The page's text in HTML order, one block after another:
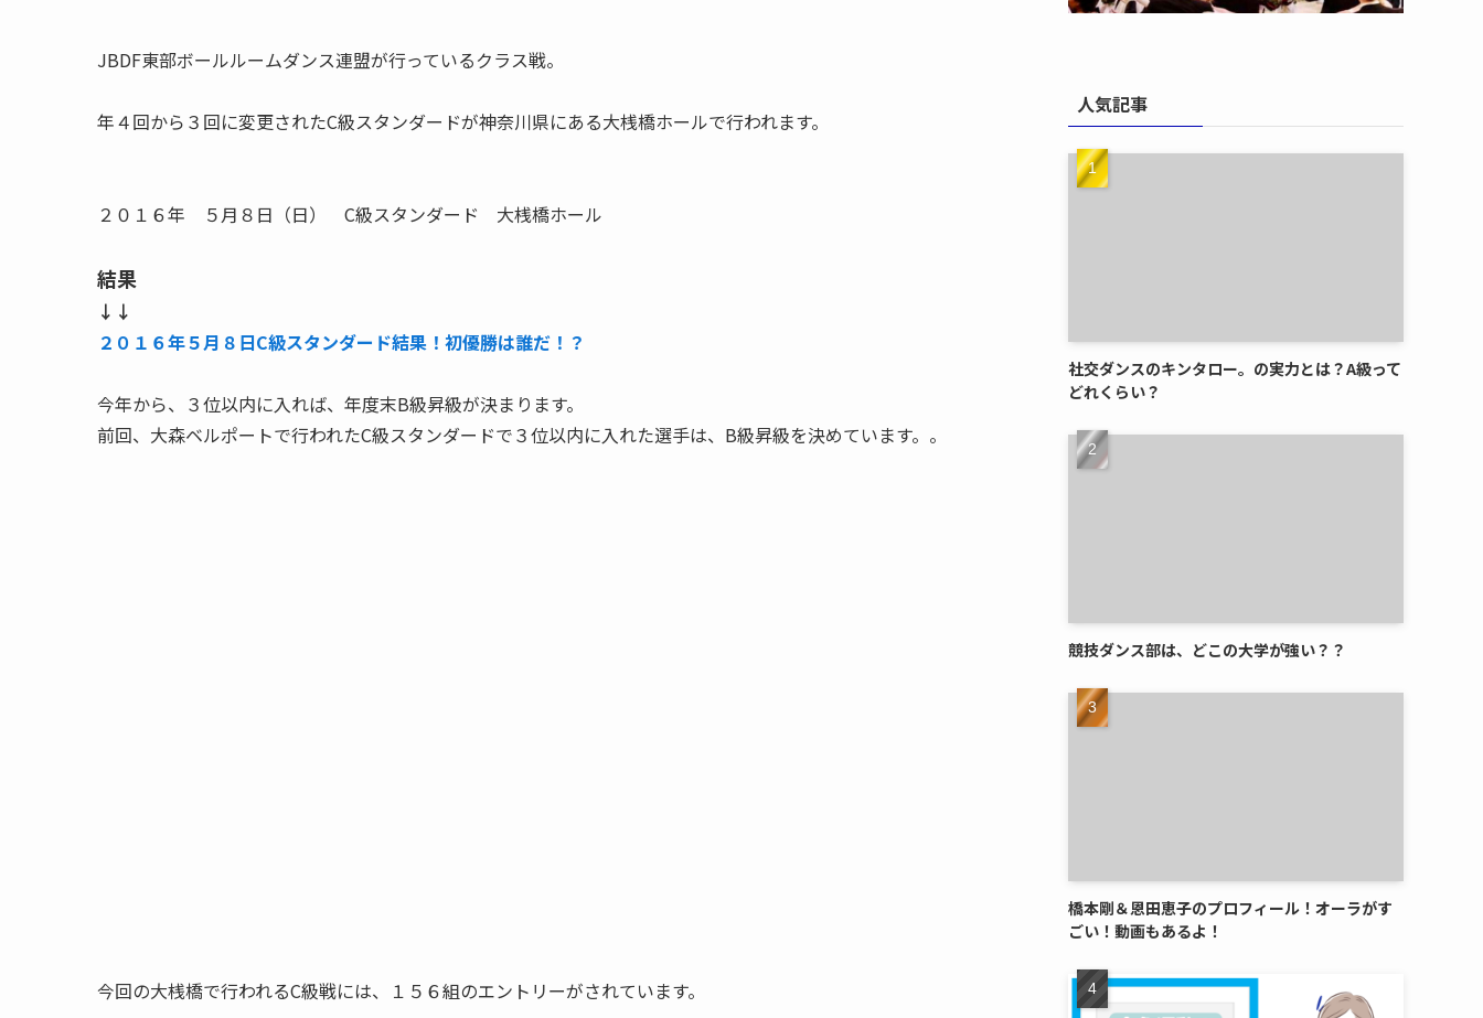
JBDF東部ボールルームダンス連盟が行っているクラス戦。
年４回から３回に変更されたC級スタンダードが神奈川県にある大桟橋ホールで行われます。
２０１６年 ５月８日（日） C級スタンダード 大桟橋ホール
結果
↓↓
２０１６年５月８日C級スタンダード結果！初優勝は誰だ！？
今年から、 ３位以内に入れば、年度末B級昇級が決まります。
前回、大森ベルポートで行われたC級スタンダードで３位以内に入れた選手は、B級昇級を決めています。。
今回の大桟橋で行われるC級戦には、１５６組のエントリーがされています。
人気記事
社交ダンスのキンタロー。の実力とは？A級って
どれくらい？
競技ダンス部は、どこの大学が強い？？
橋本剛＆恩田恵子のプロフィール！オーラがす
ごい！動画もあるよ！